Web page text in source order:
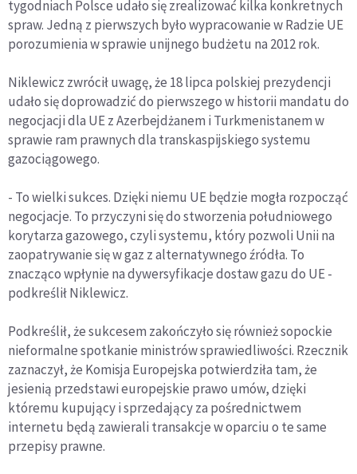
tygodniach Polsce udało się zrealizować kilka konkretnych
spraw. Jedną z pierwszych było wypracowanie w Radzie UE
porozumienia w sprawie unijnego budżetu na 2012 rok.
Niklewicz zwrócił uwagę, że 18 lipca polskiej prezydencji
udało się doprowadzić do pierwszego w historii mandatu do
negocjacji dla UE z Azerbejdżanem i Turkmenistanem w
sprawie ram prawnych dla transkaspijskiego systemu
gazociągowego.
- To wielki sukces. Dzięki niemu UE będzie mogła rozpocząć
negocjacje. To przyczyni się do stworzenia południowego
korytarza gazowego, czyli systemu, który pozwoli Unii na
zaopatrywanie się w gaz z alternatywnego źródła. To
znacząco wpłynie na dywersyfikacje dostaw gazu do UE -
podkreślił Niklewicz.
Podkreślił, że sukcesem zakończyło się również sopockie
nieformalne spotkanie ministrów sprawiedliwości. Rzecznik
zaznaczył, że Komisja Europejska potwierdziła tam, że
jesienią przedstawi europejskie prawo umów, dzięki
któremu kupujący i sprzedający za pośrednictwem
internetu będą zawierali transakcje w oparciu o te same
przepisy prawne.